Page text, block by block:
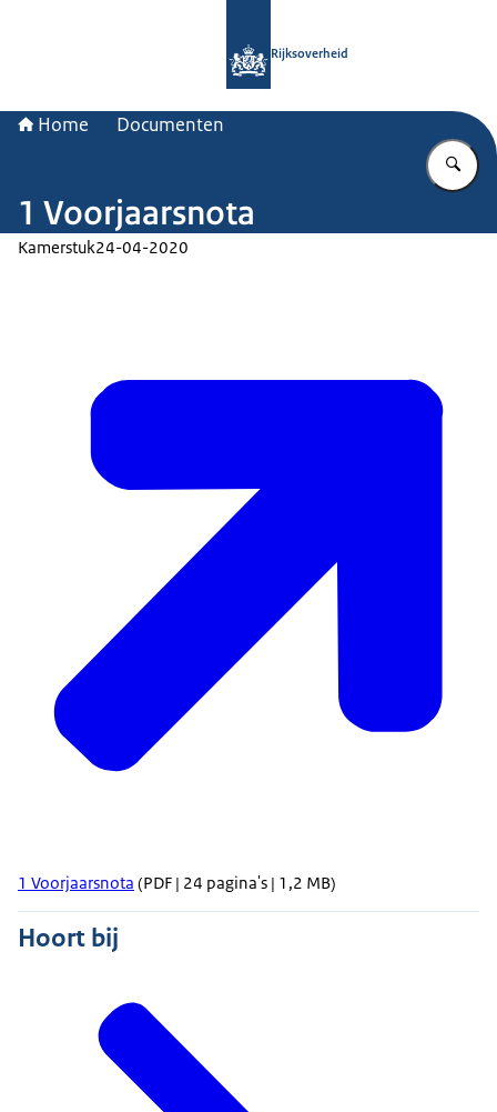
Rijksoverheid
Home Documenten
1 Voorjaarsnota
Kamerstuk24-04-2020
1 Voorjaarsnota (PDF | 24 pagina's | 1,2 MB)
Hoort bij